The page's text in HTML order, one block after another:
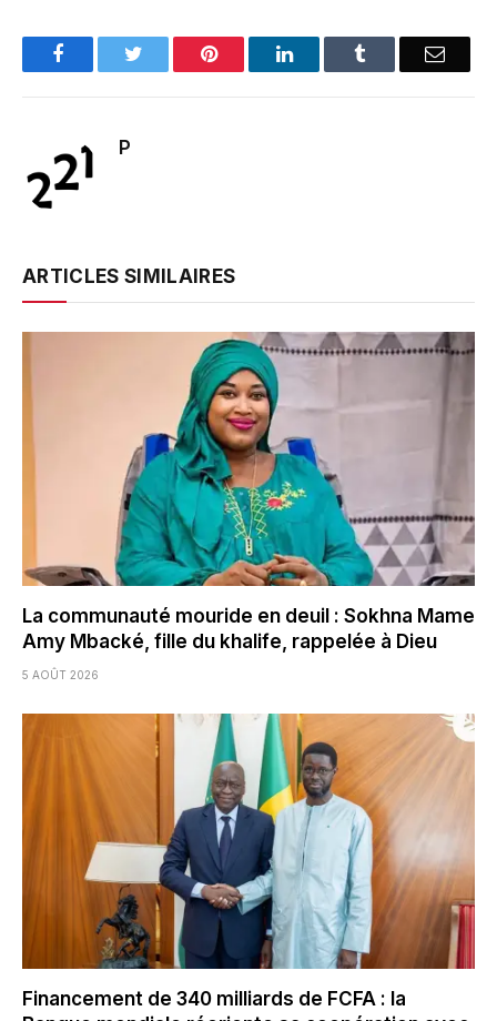
FacebookTwitter Pinterest LinkedInTumblr Email
P
ARTICLES SIMILAIRES
La communauté mouride en deuil : Sokhna Mame
Amy Mbacké, fille du khalife, rappelée à Dieu
5 AOÛT 2026
Financement de 340 milliards de FCFA : la